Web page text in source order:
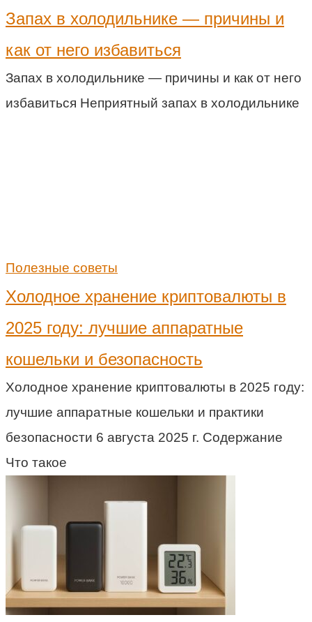
Запах в холодильнике — причины и
как от него избавиться
Запах в холодильнике — причины и как от него
избавиться Неприятный запах в холодильнике
Полезные советы
Холодное хранение криптовалюты в
2025 году: лучшие аппаратные
кошельки и безопасность
Холодное хранение криптовалюты в 2025 году:
лучшие аппаратные кошельки и практики
безопасности 6 августа 2025 г. Содержание
Что такое